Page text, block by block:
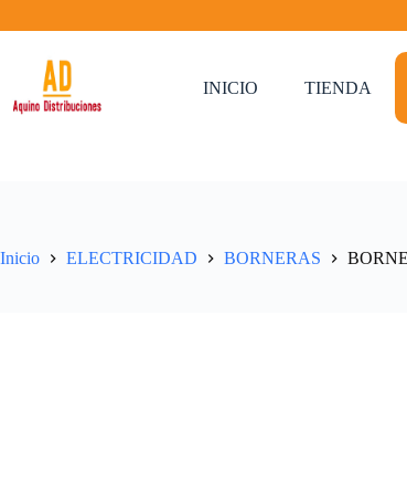
al
INICIO TIENDA
Inicio ELECTRICIDAD BORNERAS